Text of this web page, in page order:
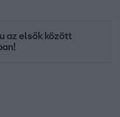
az elsők között